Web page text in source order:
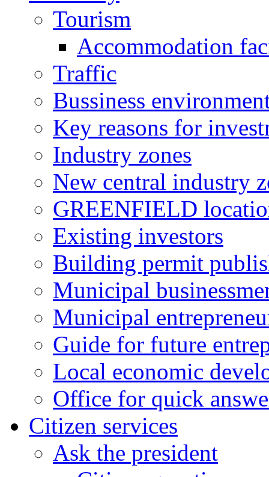
Tourism
Accommodation
Traffic
Bussiness
Key reasons for
Industry zones
New central industry
GREENFIELD
Existing investors
Building permit
Municipal
Municipal
Guide for future
Local economic
Office for quick
Citizen services
Ask the president